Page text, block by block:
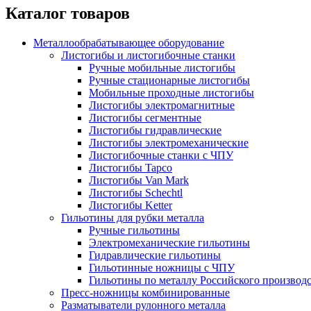
Каталог товаров
Металлообрабатывающее оборудование
Листогибы и листогибочные станки
Ручные мобильные листогибы
Ручные стационарные листогибы
Мобильные проходные листогибы
Листогибы электромагнитные
Листогибы сегментные
Листогибы гидравлические
Листогибы электромеханические
Листогибочные станки с ЧПУ
Листогибы Tapco
Листогибы Van Mark
Листогибы Schechtl
Листогибы Ketter
Гильотины для рубки металла
Ручные гильотины
Электромеханические гильотины
Гидравлические гильотины
Гильотинные ножницы с ЧПУ
Гильотины по металлу Российского
Пресс-ножницы комбинированные
Разматыватели рулонного металла